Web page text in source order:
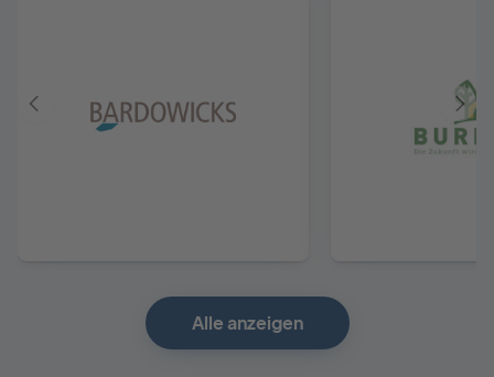
Vorheriger
Alle anzeigen